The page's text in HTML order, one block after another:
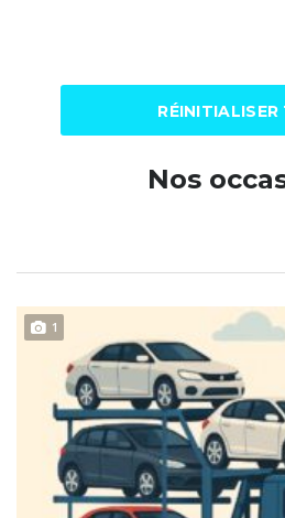
Nos
1